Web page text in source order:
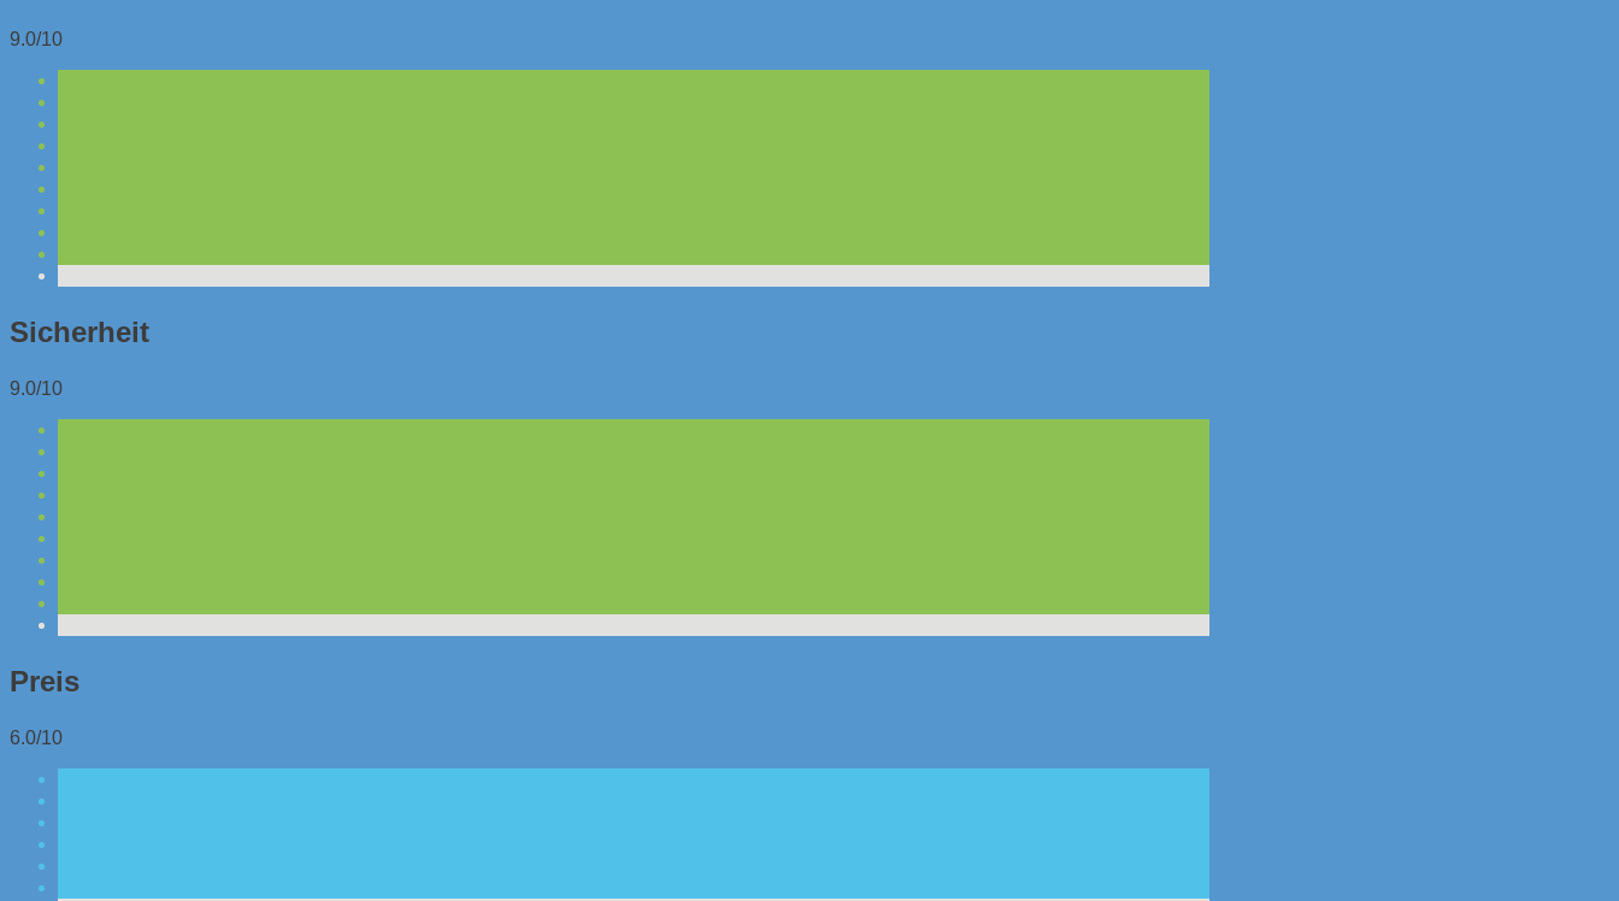
9.0/10
Sicherheit
9.0/10
Preis
6.0/10